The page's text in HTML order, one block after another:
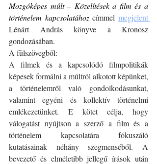
Mozgóképes múlt – Közelítések a film és a
történelem kapcsolatához címmel megjelent
Lénárt András könyve a Kronosz
gondozásában.
A fülszövegből:
A filmek és a kapcsolódó filmpolitikák
képesek formálni a múltról alkotott képünket,
a történelemről való gondolkodásunkat,
valamint egyéni és kollektív történelmi
emlékezetünket. E kötet célja, hogy
válogatást nyújtson a szerző a film és a
történelem kapcsolatára fókuszáló
kutatásainak néhány szegmenséből. A
bevezető és elméletibb jellegű írások után